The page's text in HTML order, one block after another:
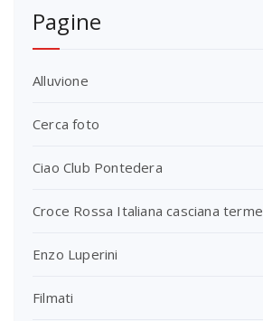
Pagine
Alluvione
Cerca foto
Ciao Club Pontedera
Croce Rossa Italiana casciana terme
Enzo Luperini
Filmati